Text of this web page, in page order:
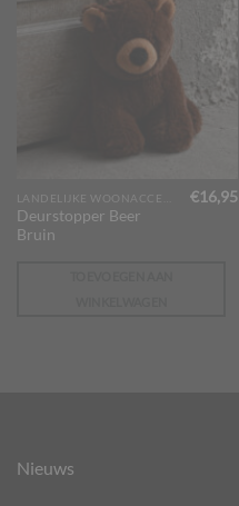
Deurstopper Beer
Bruin
€16,95
Nieuws